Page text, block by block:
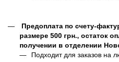
Предоплата по счету-
размере 500 грн., остаток
получении в отделении
Подходит для заказов на